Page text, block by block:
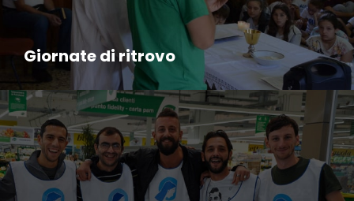
Giornate di ritrovo